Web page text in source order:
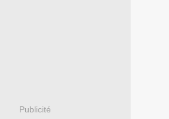
Publicité